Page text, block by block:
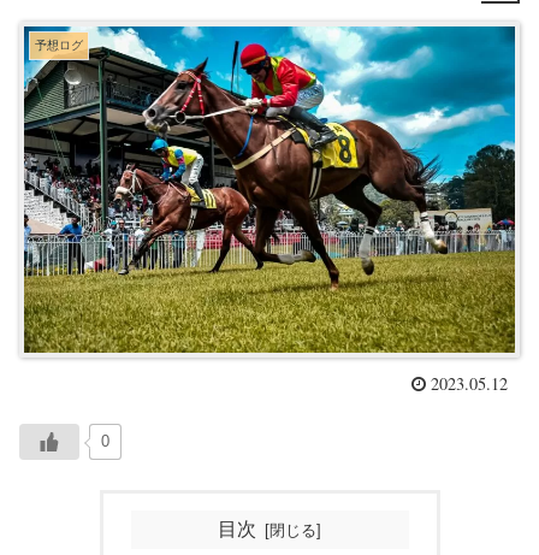
予想ログ
2023.05.12
0
目次